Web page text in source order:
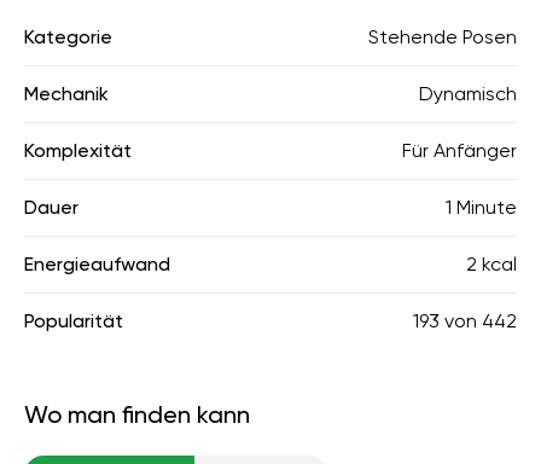
Kategorie Stehende Posen
Mechanik Dynamisch
Komplexität Für Anfänger
Dauer 1 Minute
Energieaufwand 2 kcal
Popularität 193 von 442
Wo man finden kann